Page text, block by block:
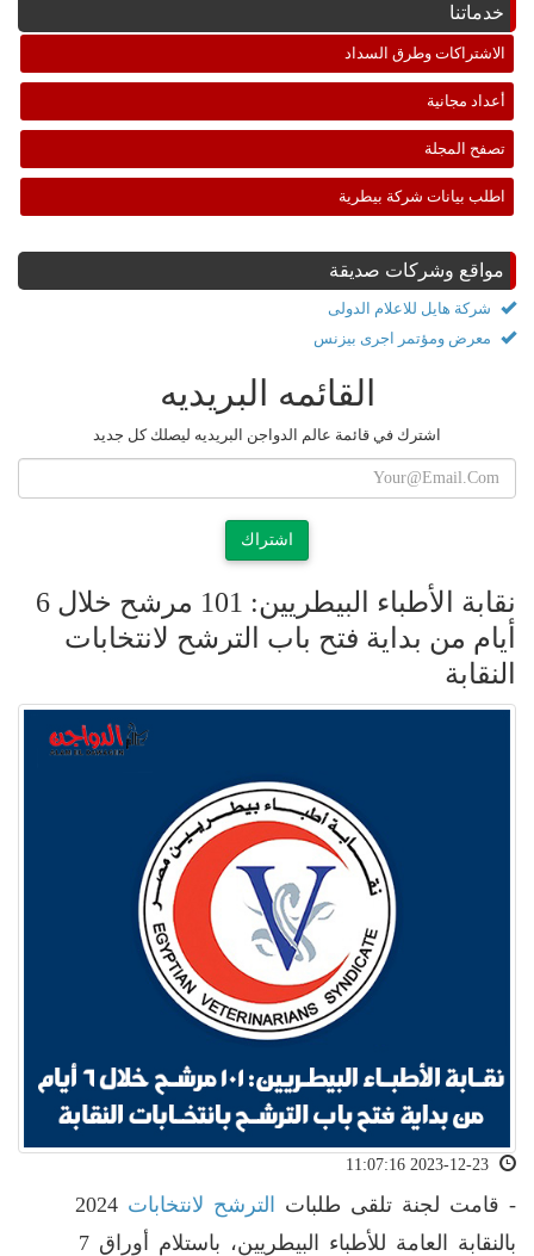
خدماتنا
الاشتراكات وطرق السداد
أعداد مجانية
تصفح المجلة
اطلب بيانات شركة بيطرية
مواقع وشركات صديقة
شركة هايل للاعلام الدولى
معرض ومؤتمر اجرى بيزنس
القائمه البريديه
اشترك في قائمة عالم الدواجن البريديه ليصلك كل جديد
اشتراك
نقابة الأطباء البيطريين: 101 مرشح خلال 6
أيام من بداية فتح باب الترشح لانتخابات
النقابة
- قامت لجنة تلقى طلبات الترشح لانتخابات 2024
بالنقابة العامة للأطباء البيطريين، باستلام أوراق 7